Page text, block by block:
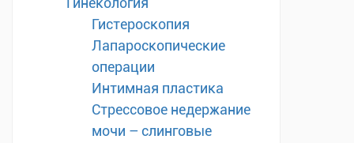
Гистероскопия
Лапароскопические
операции
Интимная пластика
Стрессовое недержание
мочи – слинговые